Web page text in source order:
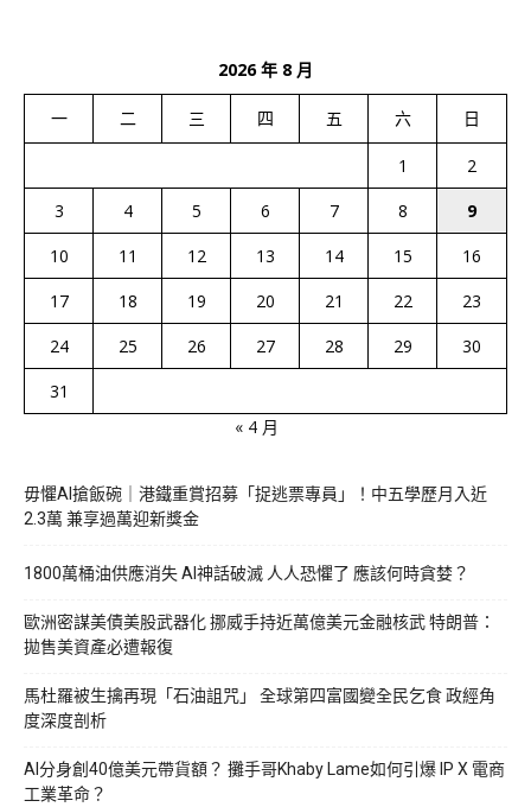
2026 年 8 月
一 二 三 四 五 六 日
1
2
3
4 5 6 7 8
9
10
11 12 13 14 15
16
17
18 19 20 21 22
23
24
25 26 27 28 29
30
31
« 4 月
毋懼AI搶飯碗｜港鐵重賞招募「捉逃票專員」！中五學歷月入近
2.3萬 兼享過萬迎新獎金
1800萬桶油供應消失 AI神話破滅 人人恐懼了 應該何時貪婪？
歐洲密謀美債美股武器化 挪威手持近萬億美元金融核武 特朗普：
拋售美資產必遭報復
馬杜羅被生擒再現「石油詛咒」 全球第四富國變全民乞食 政經角
度深度剖析
AI分身創40億美元帶貨額？ 攤手哥Khaby Lame如何引爆 IP X 電商
工業革命？